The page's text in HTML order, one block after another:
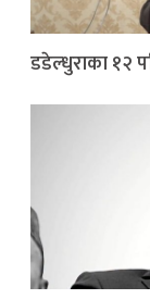
डडेल्धुराका १२